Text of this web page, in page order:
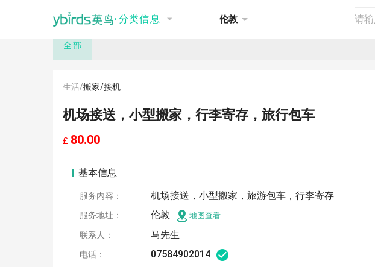
· 分类信息 伦敦
推荐 讨论 租房 二手
全部
生活/搬家/接机
机场接送，小型搬家，行李寄存，旅行包车
£ 80.00
基本信息
服务内容： 机场接送，小型搬家，旅游包车，行李寄存
服务地址： 伦敦 地图查看
联系人： 马先生
电话： 07584902014